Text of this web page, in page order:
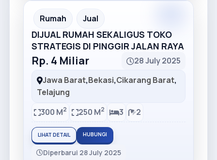
Recommended
Rumah Jual
DIJUAL RUMAH SEKALIGUS TOKO
STRATEGIS DI PINGGIR JALAN RAYA
Rp. 4 Miliar
28 July 2025
Jawa Barat,Bekasi,Cikarang Barat,
Telajung
300 M2 250 M2 3 2
LIHAT DETAIL HUBUNGI
Diperbarui 28 July 2025